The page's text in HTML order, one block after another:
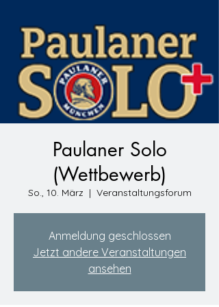
Paulaner Solo
(Wettbewerb)
So., 10. März
  |
Veranstaltungsforum
Anmeldung geschlossen
Jetzt andere Veranstaltungen
ansehen